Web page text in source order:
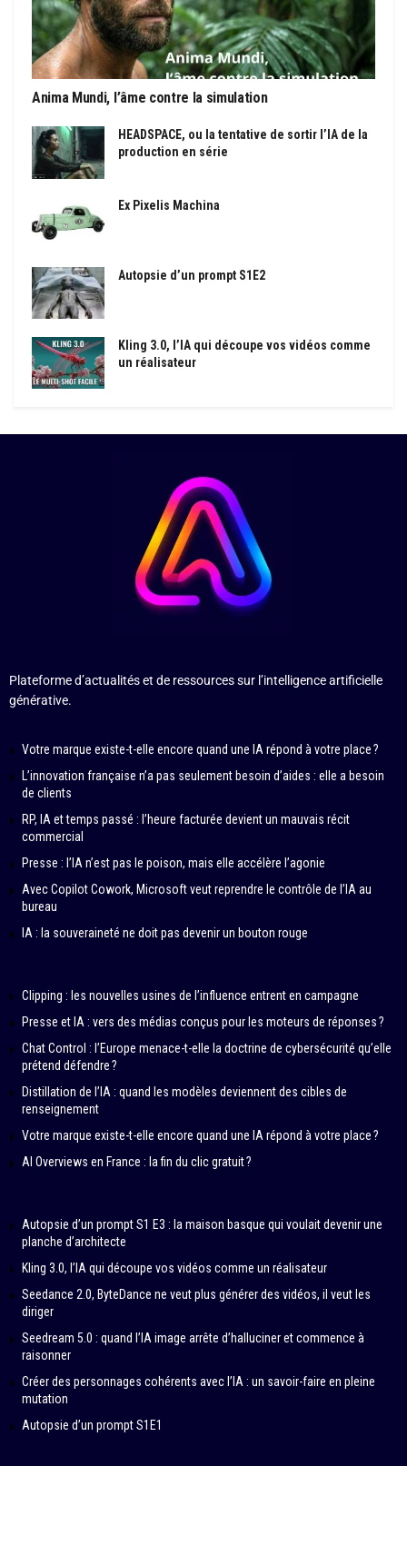
Anima Mundi, l’âme contre la simulation
HEADSPACE, ou la tentative de sortir l’IA de la
production en série
Ex Pixelis Machina
Autopsie d’un prompt S1E2
Kling 3.0, l’IA qui découpe vos vidéos comme
un réalisateur
Plateforme d’actualités et de ressources sur l’intelligence artificielle
générative.
Votre marque existe-t-elle encore quand une IA répond à votre place ?
L’innovation française n’a pas seulement besoin d’aides : elle a besoin
de clients
RP, IA et temps passé : l’heure facturée devient un mauvais récit
commercial
Presse : l’IA n’est pas le poison, mais elle accélère l’agonie
Avec Copilot Cowork, Microsoft veut reprendre le contrôle de l’IA au
bureau
IA : la souveraineté ne doit pas devenir un bouton rouge
Clipping : les nouvelles usines de l’influence entrent en campagne
Presse et IA : vers des médias conçus pour les moteurs de réponses ?
Chat Control : l’Europe menace-t-elle la doctrine de cybersécurité qu’elle
prétend défendre ?
Distillation de l’IA : quand les modèles deviennent des cibles de
renseignement
Votre marque existe-t-elle encore quand une IA répond à votre place ?
AI Overviews en France : la fin du clic gratuit ?
Autopsie d’un prompt S1 E3 : la maison basque qui voulait devenir une
planche d’architecte
Kling 3.0, l’IA qui découpe vos vidéos comme un réalisateur
Seedance 2.0, ByteDance ne veut plus générer des vidéos, il veut les
diriger
Seedream 5.0 : quand l’IA image arrête d’halluciner et commence à
raisonner
Créer des personnages cohérents avec l’IA : un savoir-faire en pleine
mutation
Autopsie d’un prompt S1E1